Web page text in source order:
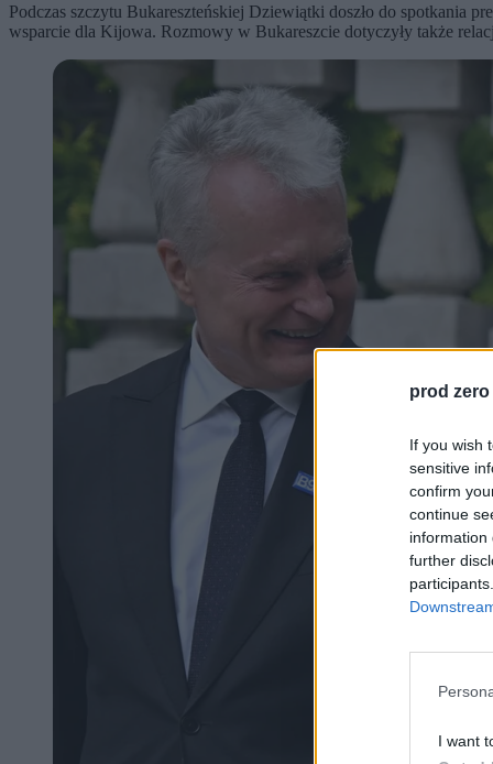
prod zero
If you wish
sensitive
confirm
continue
information
further
I want
Podczas szczytu Bukareszteńskiej Dziewiątki doszło do spotkania
wsparcie dla Kijowa. Rozmowy w Bukareszcie dotyczyły także